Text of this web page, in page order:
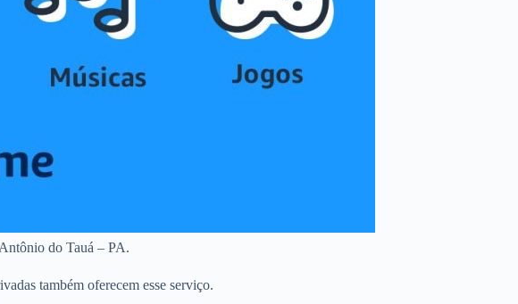
do Tauá – PA.
também oferecem esse serviço.